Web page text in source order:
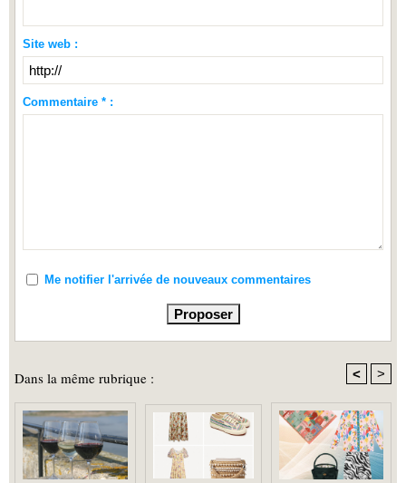
Site web :
Commentaire * :
Me notifier l'arrivée de nouveaux commentaires
Dans la même rubrique : < >